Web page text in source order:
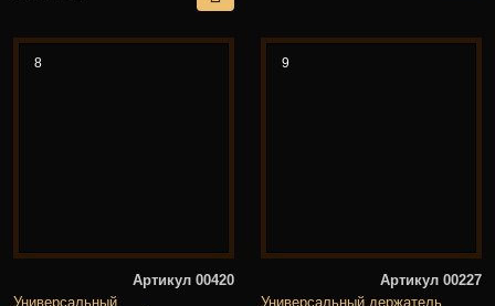
8
Артикул 00420
Универсальный
9
Артикул 00227
Универсальный держатель